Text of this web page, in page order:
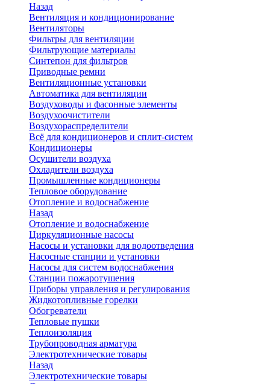
Назад
Вентиляция и кондиционирование
Вентиляторы
Фильтры для вентиляции
Фильтрующие материалы
Синтепон для фильтров
Приводные ремни
Вентиляционные установки
Автоматика для вентиляции
Воздуховоды и фасонные элементы
Воздухоочистители
Воздухораспределители
Всё для кондиционеров и сплит-систем
Кондиционеры
Осушители воздуха
Охладители воздуха
Промышленные кондиционеры
Тепловое оборудование
Отопление и водоснабжение
Назад
Отопление и водоснабжение
Циркуляционные насосы
Насосы и установки для водоотведения
Насосные станции и установки
Насосы для систем водоснабжения
Станции пожаротушения
Приборы управления и регулирования
Жидкотопливные горелки
Обогреватели
Тепловые пушки
Теплоизоляция
Трубопроводная арматура
Электротехнические товары
Назад
Электротехнические товары